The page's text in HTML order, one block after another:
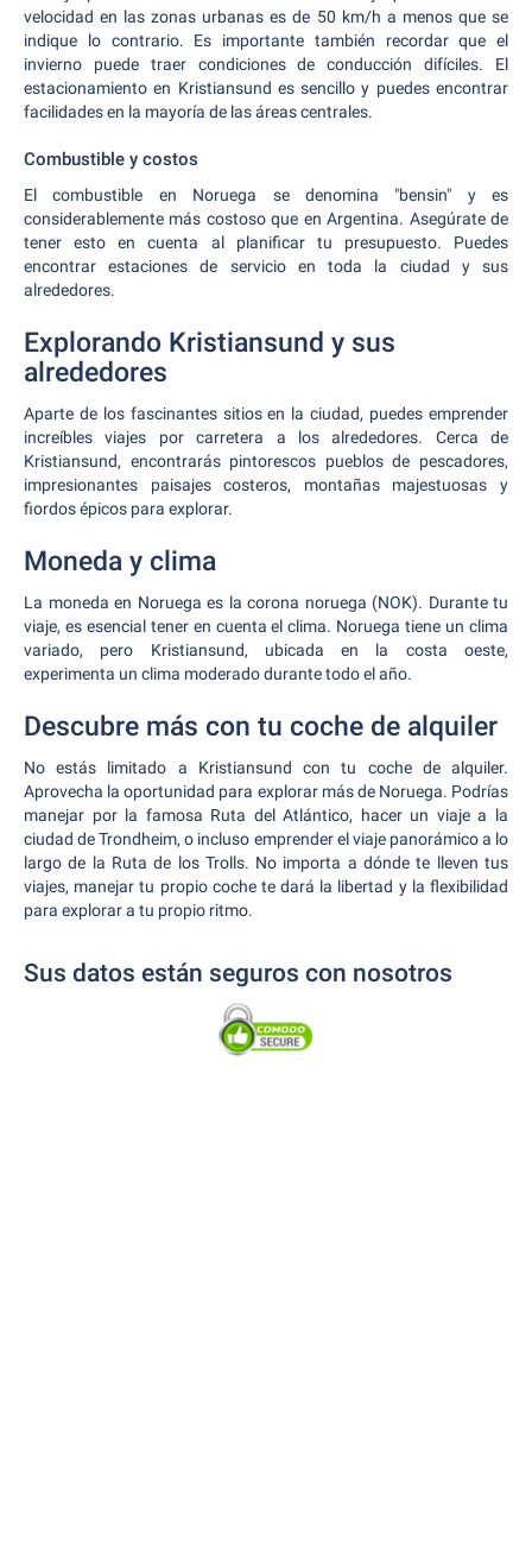
velocidad en las zonas urbanas es de 50 km/h a menos que se
indique lo contrario. Es importante también recordar que el
invierno puede traer condiciones de conducción difíciles. El
estacionamiento en Kristiansund es sencillo y puedes encontrar
facilidades en la mayoría de las áreas centrales.
Combustible y costos
El combustible en Noruega se denomina "bensin" y es
considerablemente más costoso que en Argentina. Asegúrate de
tener esto en cuenta al planificar tu presupuesto. Puedes
encontrar estaciones de servicio en toda la ciudad y sus
alrededores.
Explorando Kristiansund y sus
alrededores
Aparte de los fascinantes sitios en la ciudad, puedes emprender
increíbles viajes por carretera a los alrededores. Cerca de
Kristiansund, encontrarás pintorescos pueblos de pescadores,
impresionantes paisajes costeros, montañas majestuosas y
fiordos épicos para explorar.
Moneda y clima
La moneda en Noruega es la corona noruega (NOK). Durante tu
viaje, es esencial tener en cuenta el clima. Noruega tiene un clima
variado, pero Kristiansund, ubicada en la costa oeste,
experimenta un clima moderado durante todo el año.
Descubre más con tu coche de alquiler
No estás limitado a Kristiansund con tu coche de alquiler.
Aprovecha la oportunidad para explorar más de Noruega. Podrías
manejar por la famosa Ruta del Atlántico, hacer un viaje a la
ciudad de Trondheim, o incluso emprender el viaje panorámico a lo
largo de la Ruta de los Trolls. No importa a dónde te lleven tus
viajes, manejar tu propio coche te dará la libertad y la flexibilidad
para explorar a tu propio ritmo.
Sus datos están seguros con nosotros